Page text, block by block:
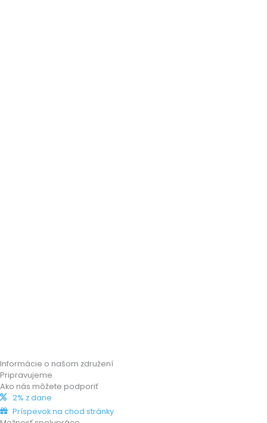
Informácie o našom združení
Pripravujeme
Ako nás môžete podporiť
2% z dane
Príspevok na chod stránky